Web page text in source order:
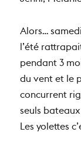
Alors…
l’été
pendant 3
du vent et le
concurrent
seuls
Les yolettes